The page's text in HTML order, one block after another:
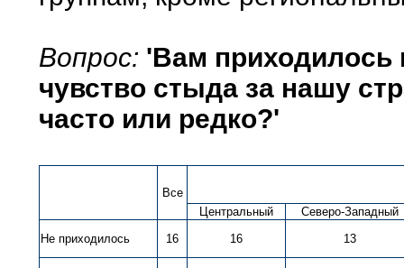
Вопрос: 'Вам приходилось
чувство стыда за нашу
часто или редко?'
Все
Центральный
Северо-Западный
Не приходилось
16 16 13